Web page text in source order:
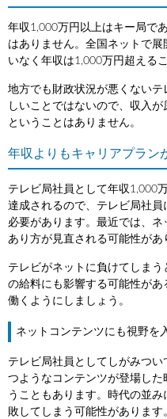
年収1,000万円以上はキー局で
はありません。全国ネットで
いなく年収は1,000万円超える
地方でも財政状況が悪くない
しいことではないので、収入
ということはありません。
年収よりもキャリアプラン
テレビ局社員として年収1,000
達成されるので、テレビ局社
必要があります。最近では、
あり方が見直される可能性があ
テレビがネットに負けてしま
の給料にも影響する可能性が
働くようにしましょう。
ネットコンテンツにも視野を
テレビ局社員としてしがみつ
つようなコンテンツが登場し
うこともあります。時代の並
敗してしまう可能性があります